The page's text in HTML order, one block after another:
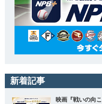
新着記事
映画『戦いの向